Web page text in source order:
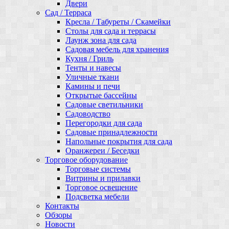
Двери
Сад / Терраса
Кресла / Табуреты / Скамейки
Столы для сада и террасы
Лаунж зона для сада
Садовая мебель для хранения
Кухня / Гриль
Тенты и навесы
Уличные ткани
Камины и печи
Открытые бассейны
Садовые светильники
Садоводство
Перегородки для сада
Садовые принадлежности
Напольные покрытия для сада
Оранжереи / Беседки
Торговое оборудование
Торговые системы
Витрины и прилавки
Торговое освещение
Подсветка мебели
Контакты
Обзоры
Новости